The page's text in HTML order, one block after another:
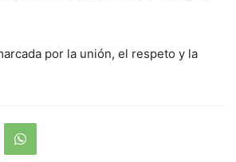
por la unión, el respeto y la